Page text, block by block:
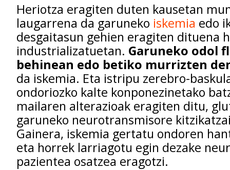
Heriotza eragiten duten kausetan
laugarrena da garuneko iskemia edo
desgaitasun gehien eragiten dituena
industrializatuetan. Garuneko odol
behinean edo betiko murrizten
da iskemia. Eta istripu zerebro-
ondoriozko kalte konponezinetako
mailaren alterazioak eragiten ditu,
garuneko neurotransmisore
Gainera, iskemia gertatu ondoren
eta horrek larriagotu egin dezake
pazientea osatzea eragotzi.